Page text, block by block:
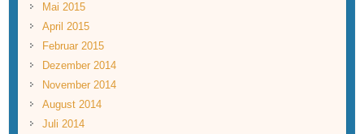
Mai 2015
April 2015
Februar 2015
Dezember 2014
November 2014
August 2014
Juli 2014